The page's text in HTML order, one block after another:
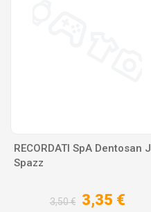
RECORDATI SpA Dentosan J
Spazz
3,50 € 3,35 €